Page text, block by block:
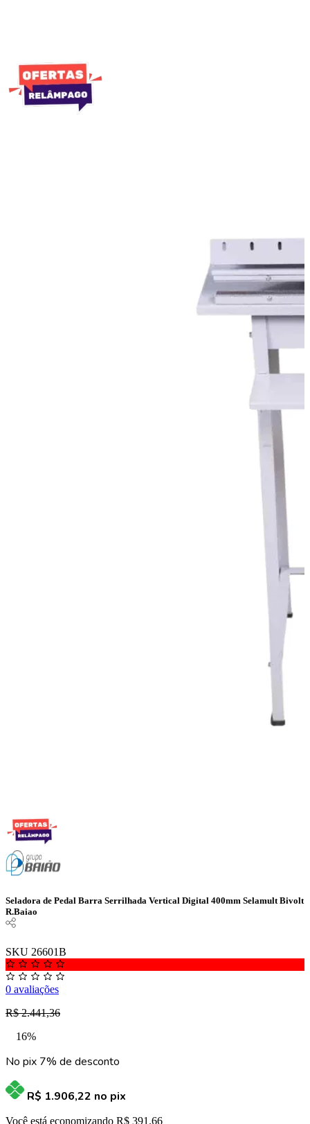
Seladora de Pedal Barra Serrilhada Vertical Digital 400mm Selamult Bivolt
R.Baiao
SKU 26601B
0 avaliações
R$ 2.441,36
16%
No pix 7% de desconto
R$ 1.906,22 no pix
Você está economizando R$ 391.66